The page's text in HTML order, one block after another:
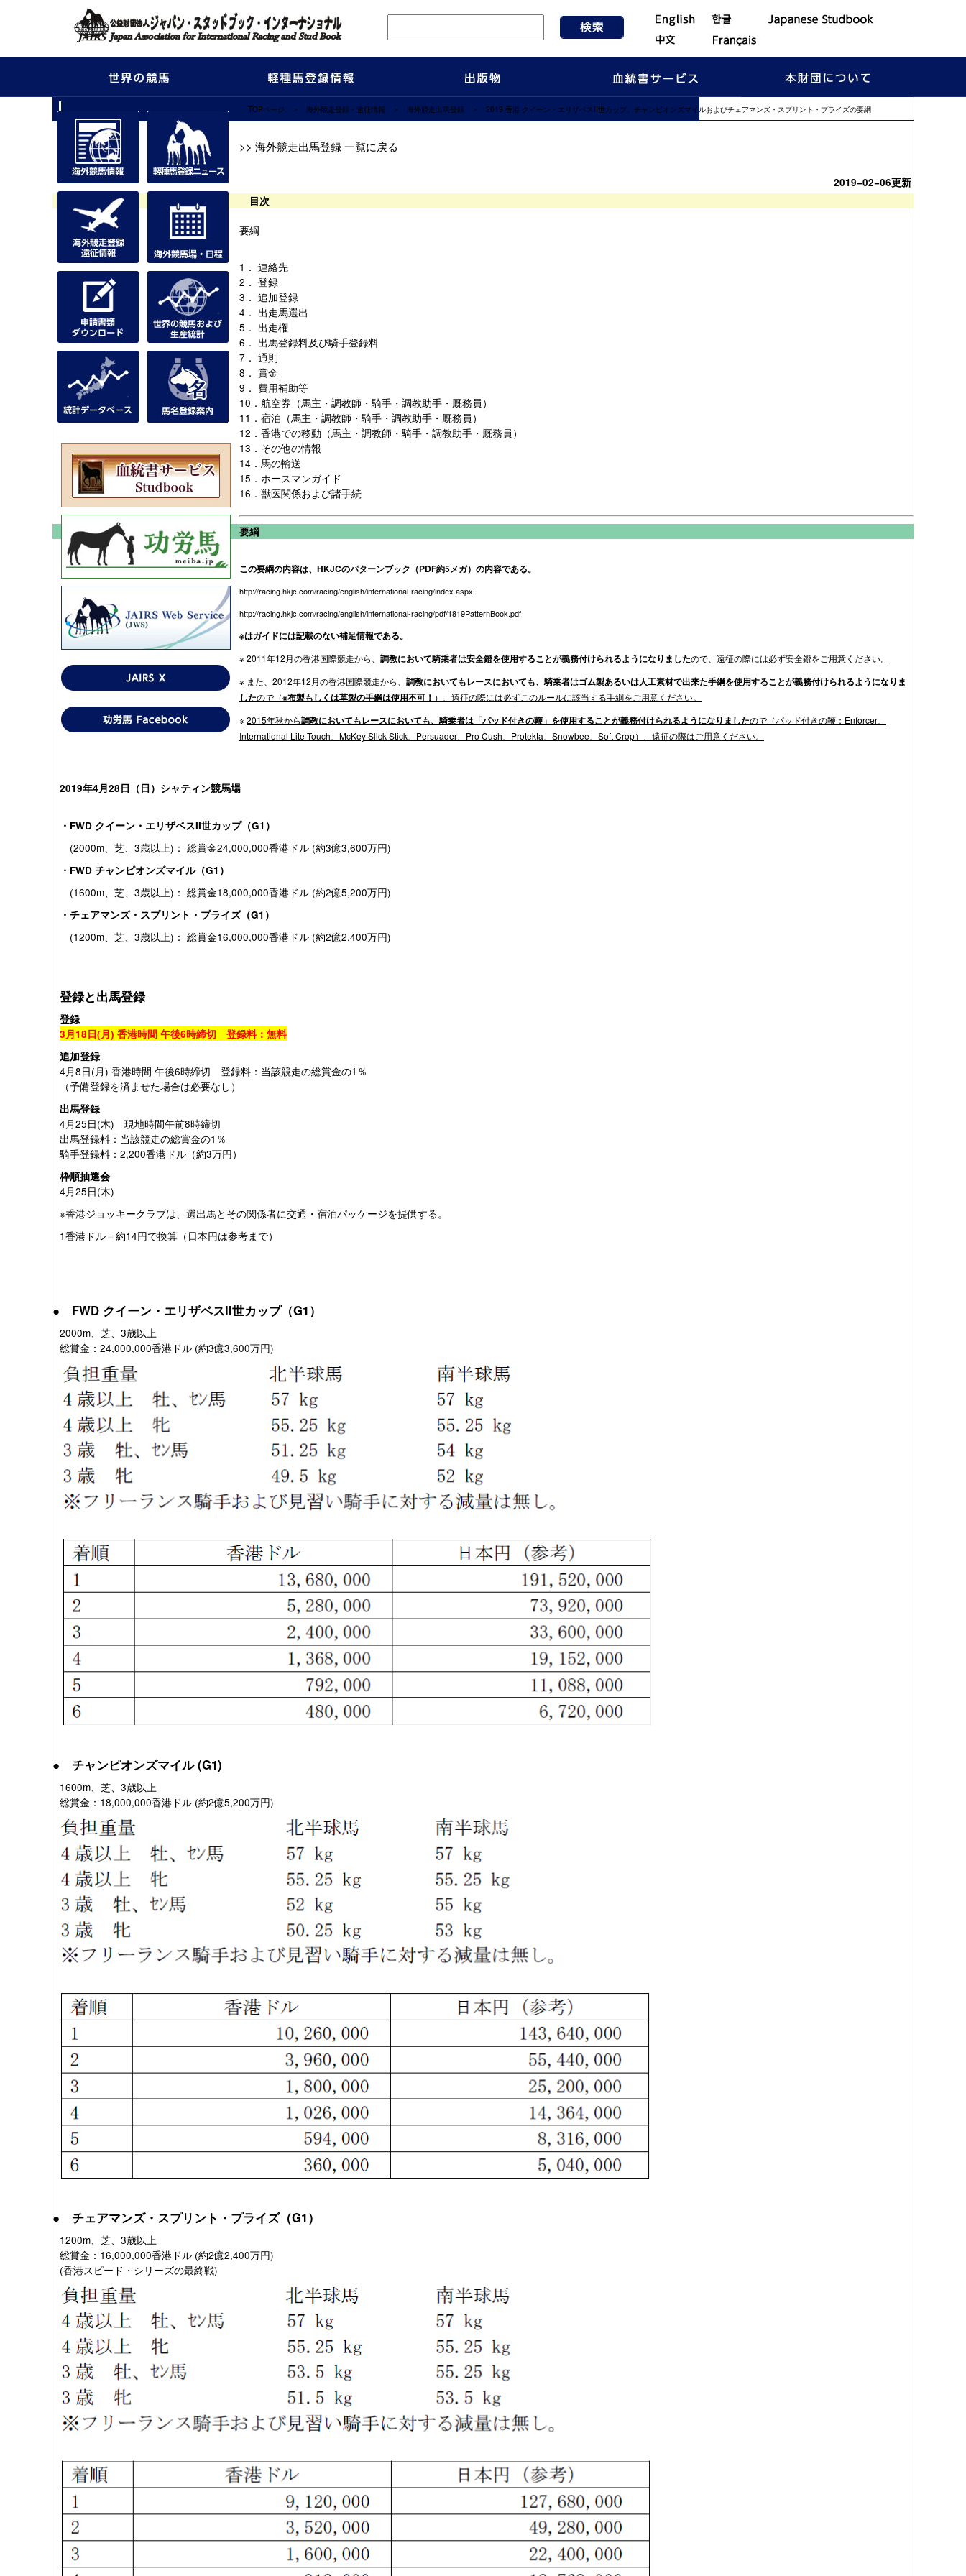
TOPページ ＞ 海外競走登録・遠征情報 ＞ 海外競走出馬登録 ＞ 2019 香港 クイーン・エリザベスII世カップ、チャンピオンズマイルおよびチェアマンズ・スプリント・プライズの要綱
プライズの要綱
>> 海外競走出馬登録 一覧に戻る
2019−02−06更新
目次
要綱
1． 連絡先
2． 登録
3． 追加登録
4． 出走馬選出
5． 出走権
6． 出馬登録料及び騎手登録料
7． 通則
8． 賞金
9． 費用補助等
10． 航空券（馬主・調教師・騎手・調教助手・厩務員）
11． 宿泊（馬主・調教師・騎手・調教助手・厩務員）
12． 香港での移動（馬主・調教師・騎手・調教助手・厩務員）
13． その他の情報
14． 馬の輸送
15． ホースマンガイド
16． 獣医関係および諸手続
要綱
この要綱の内容は、HKJCのパターンブック（PDF約5メガ）の内容である。
http://racing.hkjc.com/racing/english/international-racing/index.aspx
http://racing.hkjc.com/racing/english/international-racing/pdf/1819PatternBook.pdf
※はガイドには記載のない補足情報である。
※2011年12月の香港国際競走から、 調教において騎乗者は安全鐙を使用することが義務付けられるようになりましたので、遠征の際には必ず安全鐙をご用意ください。
※ また、2012年12月の香港国際競走から、 調教においてもレースにおいても、騎乗者はゴム製あるいは人工素材で出来た手綱を使用することが義務付けられるようになりま
したので （※布製もしくは革製の手綱は使用不可！ ）、遠征の際には必ずこのルールに該当する手綱をご用意ください。
※2015年秋から調教においてもレースにおいても、騎乗者は「パッド付きの鞭」を使用することが義務付けられるようになりましたので （パッド付きの鞭：Enforcer、
International Lite-Touch、McKey Slick Stick、Persuader、Pro Cush、Protekta、Snowbee、Soft Crop）、遠征の際はご用意ください。
2019年4月28日（日） シャティン競馬場
・FWD クイーン・エリザベスII世カップ（G1）
(2000m、芝、3歳以上)： 総賞金24,000,000香港ドル (約3億3,600万円)
・FWD チャンピオンズマイル（G1）
(1600m、芝、3歳以上)： 総賞金18,000,000香港ドル (約2億5,200万円)
・チェアマンズ・スプリント・プライズ（G1）
(1200m、芝、3歳以上)： 総賞金16,000,000香港ドル (約2億2,400万円)
登録と出馬登録
登録
3月18日(月) 香港時間 午後6時締切 登録料：無料
追加登録
4月8日(月) 香港時間 午後6時締切 登録料：当該競走の総賞金の1％
（予備登録を済ませた場合は必要なし）
出馬登録
4月25日(木) 現地時間午前8時締切
出馬登録料： 当該競走の総賞金の1％
騎手登録料： 2,200香港ドル （約3万円）
枠順抽選会
4月25日(木)
※香港ジョッキークラブは、選出馬とその関係者に交通・宿泊パッケージを提供する。
1香港ドル＝約14円で換算（日本円は参考まで）
● FWD クイーン・エリザベスII世カップ（G1）
2000m、芝、3歳以上
総賞金：24,000,000香港ドル (約3億3,600万円)
● チャンピオンズマイル (G1)
1600m、芝、3歳以上
総賞金：18,000,000香港ドル (約2億5,200万円)
● チェアマンズ・スプリント・プライズ（G1）
1200m、芝、3歳以上
総賞金：16,000,000香港ドル (約2億2,400万円)
(香港スピード・シリーズの最終戦)